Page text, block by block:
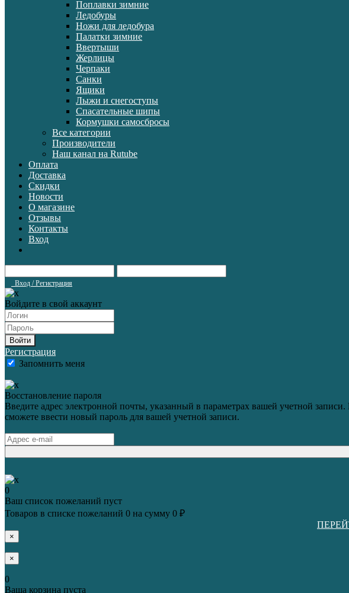
Поплавки зимние
Ледобуры
Ножи для ледобура
Палатки зимние
Ввертыши
Жерлицы
Черпаки
Санки
Ящики
Лыжи и снегоступы
Спасательные шипы
Кормушки самосбросы
Все категории
Производители
Наш канал на Rutube
Оплата
Доставка
Скидки
Новости
О магазине
Отзывы
Контакты
Вход
Вход / Регистрация
Войдите в свой аккаунт
Войти
Регистрация
Запомнить меня
Восстановление пароля
Введите адрес электронной почты, указанный в параметрах вашей учетной
сможете ввести новый пароль для вашей учетной записи.
0
Ваш список пожеланий пуст
Товаров в списке пожеланий 0 на сумму 0 ₽
×
×
0
Ваша корзина пуста